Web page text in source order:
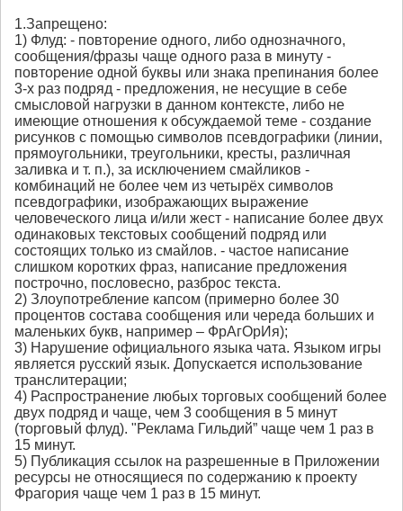
1.Запрещено:
1) Флуд: - повторение одного, либо однозначного,
сообщения/фразы чаще одного раза в минуту -
повторение одной буквы или знака препинания более
3-х раз подряд - предложения, не несущие в себе
смысловой нагрузки в данном контексте, либо не
имеющие отношения к обсуждаемой теме - создание
рисунков с помощью символов псевдографики (линии,
прямоугольники, треугольники, кресты, различная
заливка и т. п.), за исключением смайликов -
комбинаций не более чем из четырёх символов
псевдографики, изображающих выражение
человеческого лица и/или жест - написание более двух
одинаковых текстовых сообщений подряд или
состоящих только из смайлов. - частое написание
слишком коротких фраз, написание предложения
построчно, пословесно, разброс текста.
2) Злоупотребление капсом (примерно более 30
процентов состава сообщения или череда больших и
маленьких букв, например – ФрАгОрИя);
3) Нарушение официального языка чата. Языком игры
является русский язык. Допускается использование
транслитерации;
4) Распространение любых торговых сообщений более
двух подряд и чаще, чем 3 сообщения в 5 минут
(торговый флуд). "Реклама Гильдий” чаще чем 1 раз в
15 минут.
5) Публикация ссылок на разрешенные в Приложении
ресурсы не относящиеся по содержанию к проекту
Фрагория чаще чем 1 раз в 15 минут.